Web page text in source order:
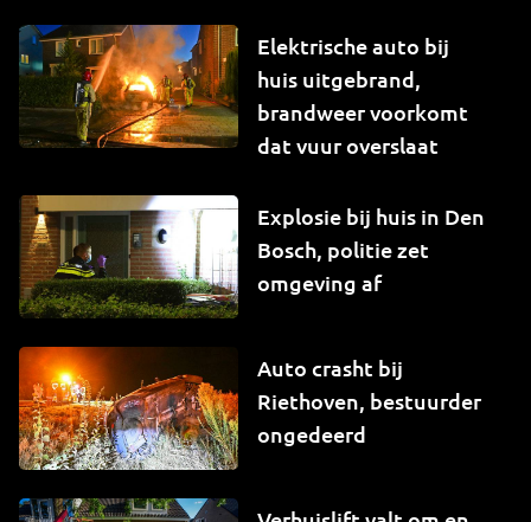
Elektrische auto bij
huis uitgebrand,
brandweer voorkomt
dat vuur overslaat
Explosie bij huis in Den
Bosch, politie zet
omgeving af
Auto crasht bij
Riethoven, bestuurder
ongedeerd